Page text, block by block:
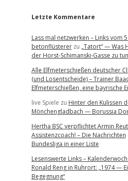
Letzte Kommentare
Lass mal netzwerken – Links vom
betonflüstererzu „Tatort“ — Was
der Horst-Schimanski-Gasse zu
Alle Elfmeterschießen deutscher
(und Losentscheide) – Trainer
Elfmeterschießen, eine bayrische
live Spiele zu Hinter den Kulissen
Mönchengladbach — Borussia
Hertha BSC verpflichtet Armin
Assistenzcoach! – Die Nachrichten
Bundesliga in einer Liste
Lesenswerte Links –
Ronald Reng in Ruhrort: „1974 —
Begegnung“